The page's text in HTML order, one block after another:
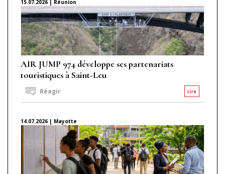
15.07.2026 | Réunion
AIR JUMP 974 développe ses partenariats
touristiques à Saint-Leu
Lire
Réagir
14.07.2026 | Mayotte